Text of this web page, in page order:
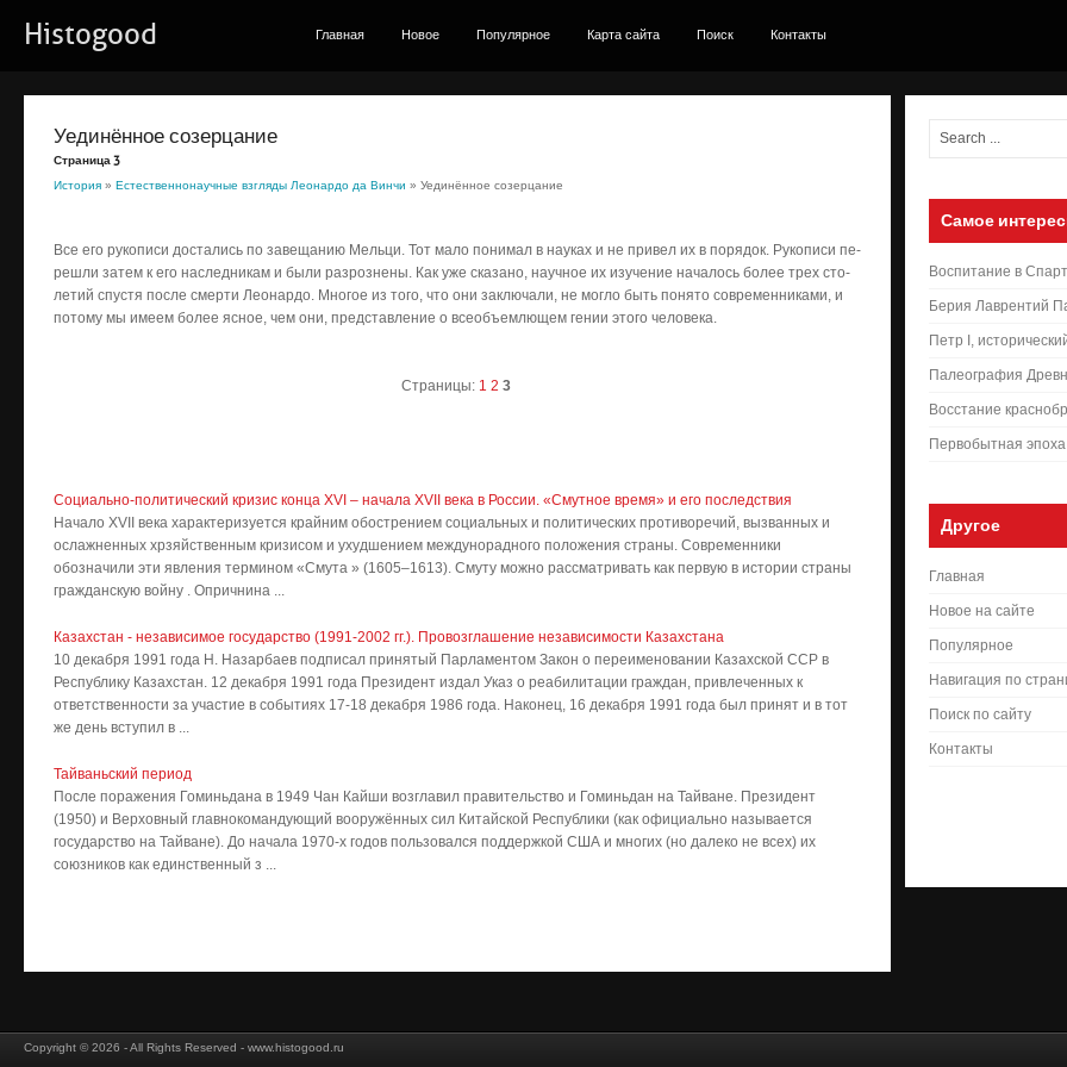
Histogood Главная Новое Популярное Карта сайта Поиск Контакты
Уе­ди­нён­ное со­зер­ца­ние
Страница 3
История » Естественнонаучные взгляды Леонардо да Винчи » Уе­ди­нён­ное со­зер­ца­ние
Все его ру­ко­пи­си дос­та­лись по за­ве­ща­нию Мель­ци. Тот ма­ло по­ни­мал в нау­ках и не при­вел их в по­ря­док. Ру­ко­пи­си пе­
ре­шли за­тем к его на­след­ни­кам и бы­ли раз­роз­не­ны. Как уже ска­за­но, на­уч­ное их изу­че­ние на­ча­лось бо­лее трех сто­
ле­тий спус­тя по­сле смер­ти Ле­о­нар­до. Мно­гое из то­го, что они за­клю­ча­ли, не мог­ло быть по­ня­то со­вре­мен­ни­ка­ми, и
по­то­му мы име­ем бо­лее яс­ное, чем они, пред­став­ле­ние о все­объ­ем­лю­щем ге­нии это­го че­ло­ве­ка.
Страницы: 1 2 3
Социально-политический кризис конца XVI – начала XVII века в России. «Смутное время» и его последствия
Начало XVII века характеризуется крайним обострением социальных и политических противоречий, вызванных и
ослажненных хрзяйственным кризисом и ухудшением междунорадного положения страны. Современники
обозначили эти явления термином «Смута » (1605–1613). Смуту можно рассматривать как первую в истории страны
гражданскую войну . Опричнина ...
Казахстан - независимое государство (1991-2002 гг.). Провозглашение независимости Казахстана
10 декабря 1991 года Н. Назарбаев подписал принятый Парламентом Закон о переименовании Казахской ССР в
Республику Казахстан. 12 декабря 1991 года Президент издал Указ о реабилитации граждан, привлеченных к
ответственности за участие в событиях 17-18 декабря 1986 года. Наконец, 16 декабря 1991 года был принят и в тот
же день вступил в ...
Тайваньский период
После поражения Гоминьдана в 1949 Чан Кайши возглавил правительство и Гоминьдан на Тайване. Президент
(1950) и Верховный главнокомандующий вооружённых сил Китайской Республики (как официально называется
государство на Тайване). До начала 1970-х годов пользовался поддержкой США и многих (но далеко не всех) их
союзников как единственный з ...
Самое
Воспитание в
Берия Лаврентий
Петр I,
Палеография
Восстание
Первобытная
Другое
Главная
Новое на сайте
Популярное
Навигация по
Поиск по сайту
Контакты
Copyright © 2026 - All Rights Reserved - www.histogood.ru